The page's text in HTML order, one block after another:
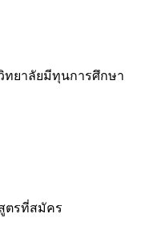
ทยาลัยมีทุนการศึกษา
ตรที่สมัคร